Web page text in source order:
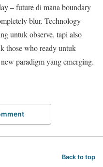
– future di mana boundary
blur. Technology
untuk observe, tapi also
those who ready untuk
paradigm yang emerging.
Back to top